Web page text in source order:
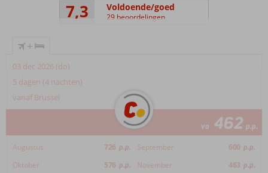
7,3 Voldoende/goed
29 beoordelingen
+
03 dec 2026 (do)
5 dagen (4 nachten)
vanaf Brussel
va 462 p.p.
Augustus 726 p.p. September 600 p.p.
Oktober
576 p.p. November 463 p.p.